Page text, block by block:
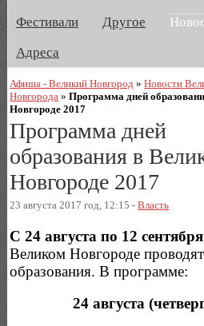
Фестивали
Другое
Адреса
Афиша - Великий Новгород »Новости
Новгорода »Программа дней
Новгороде 2017
Программа дней
образования в
Новгороде 2017
23 августа 2017 год, 12:15 -Власть
С 24 августа по 12
Великом Новгороде
образования. В программе:
24 августа